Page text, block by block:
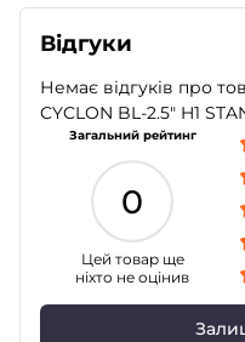
Відгуки
Немає відгуків про
CYCLON BL-2.5" H1
Загальний рейтинг
0
Цей товар ще
ніхто не оцінив